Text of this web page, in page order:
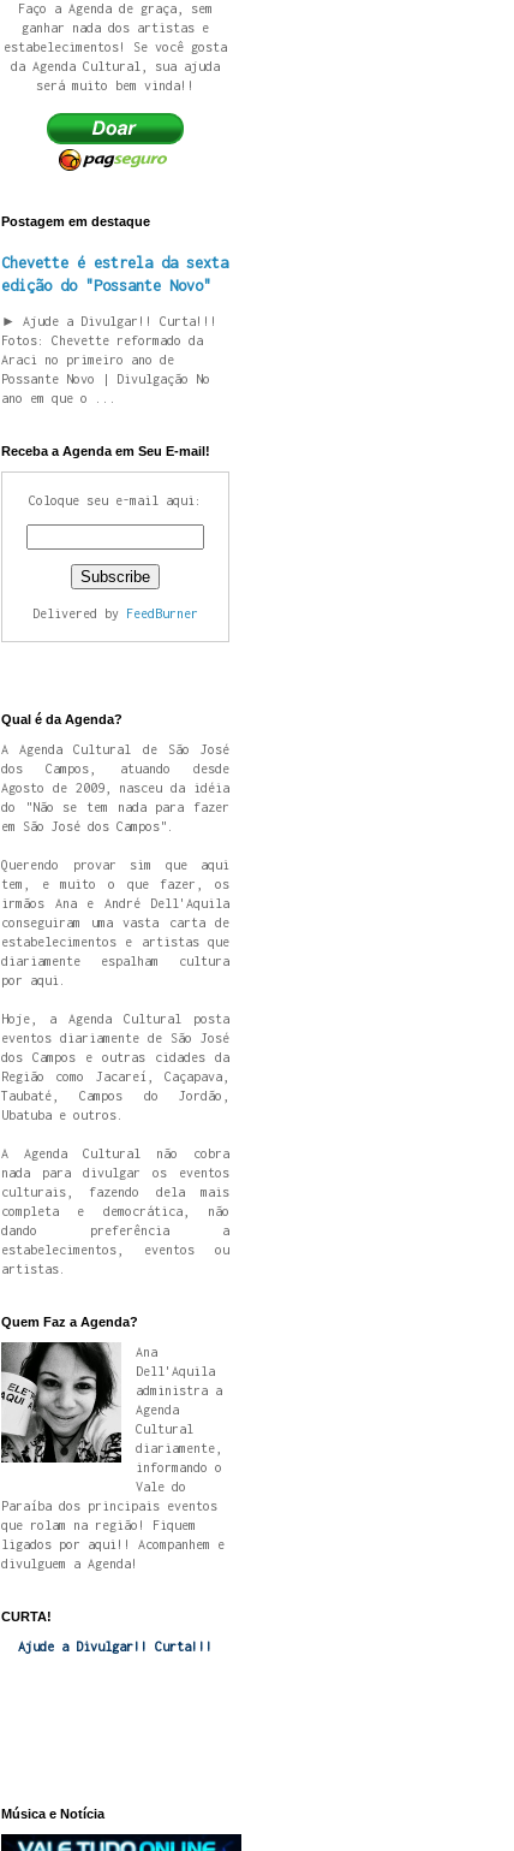
Faço a Agenda de graça, sem
ganhar nada dos artistas e
estabelecimentos! Se você gosta
da Agenda Cultural, sua ajuda
será muito bem vinda!!
Postagem em destaque
Chevette é estrela da sexta
edição do "Possante Novo"
► Ajude a Divulgar!! Curta!!!
Fotos: Chevette reformado da
Araci no primeiro ano de
Possante Novo | Divulgação No
ano em que o ...
Receba a Agenda em Seu E-mail!
Coloque seu e-mail aqui:
Delivered by FeedBurner
Qual é da Agenda?
A Agenda Cultural de São José
dos Campos, atuando desde
Agosto de 2009, nasceu da idéia
do "Não se tem nada para fazer
em São José dos Campos".
Querendo provar sim que aqui
tem, e muito o que fazer, os
irmãos Ana e André Dell'Aquila
conseguiram uma vasta carta de
estabelecimentos e artistas que
diariamente espalham cultura
por aqui.
Hoje, a Agenda Cultural posta
eventos diariamente de São José
dos Campos e outras cidades da
Região como Jacareí, Caçapava,
Taubaté, Campos do Jordão,
Ubatuba e outros.
A Agenda Cultural não cobra
nada para divulgar os eventos
culturais, fazendo dela mais
completa e democrática, não
dando preferência a
estabelecimentos, eventos ou
artistas.
Quem Faz a Agenda?
Ana
Dell'Aquila
administra a
Agenda
Cultural
diariamente,
informando o
Vale do
Paraíba dos principais eventos
que rolam na região! Fiquem
ligados por aqui!! Acompanhem e
divulguem a Agenda!
CURTA!
Ajude a Divulgar!! Curta!!!
Música e Notícia